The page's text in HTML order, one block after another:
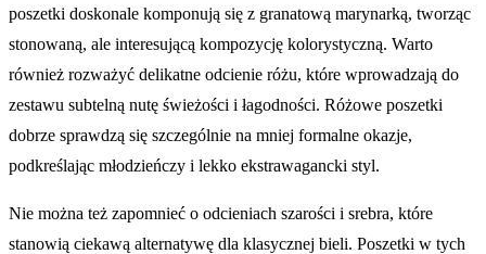
poszetki doskonale komponują się z granatową marynarką, tworząc
stonowaną, ale interesującą kompozycję kolorystyczną. Warto
również rozważyć delikatne odcienie różu, które wprowadzają do
zestawu subtelną nutę świeżości i łagodności. Różowe poszetki
dobrze sprawdzą się szczególnie na mniej formalne okazje,
podkreślając młodzieńczy i lekko ekstrawagancki styl.
Nie można też zapomnieć o odcieniach szarości i srebra, które
stanowią ciekawą alternatywę dla klasycznej bieli. Poszetki w tych